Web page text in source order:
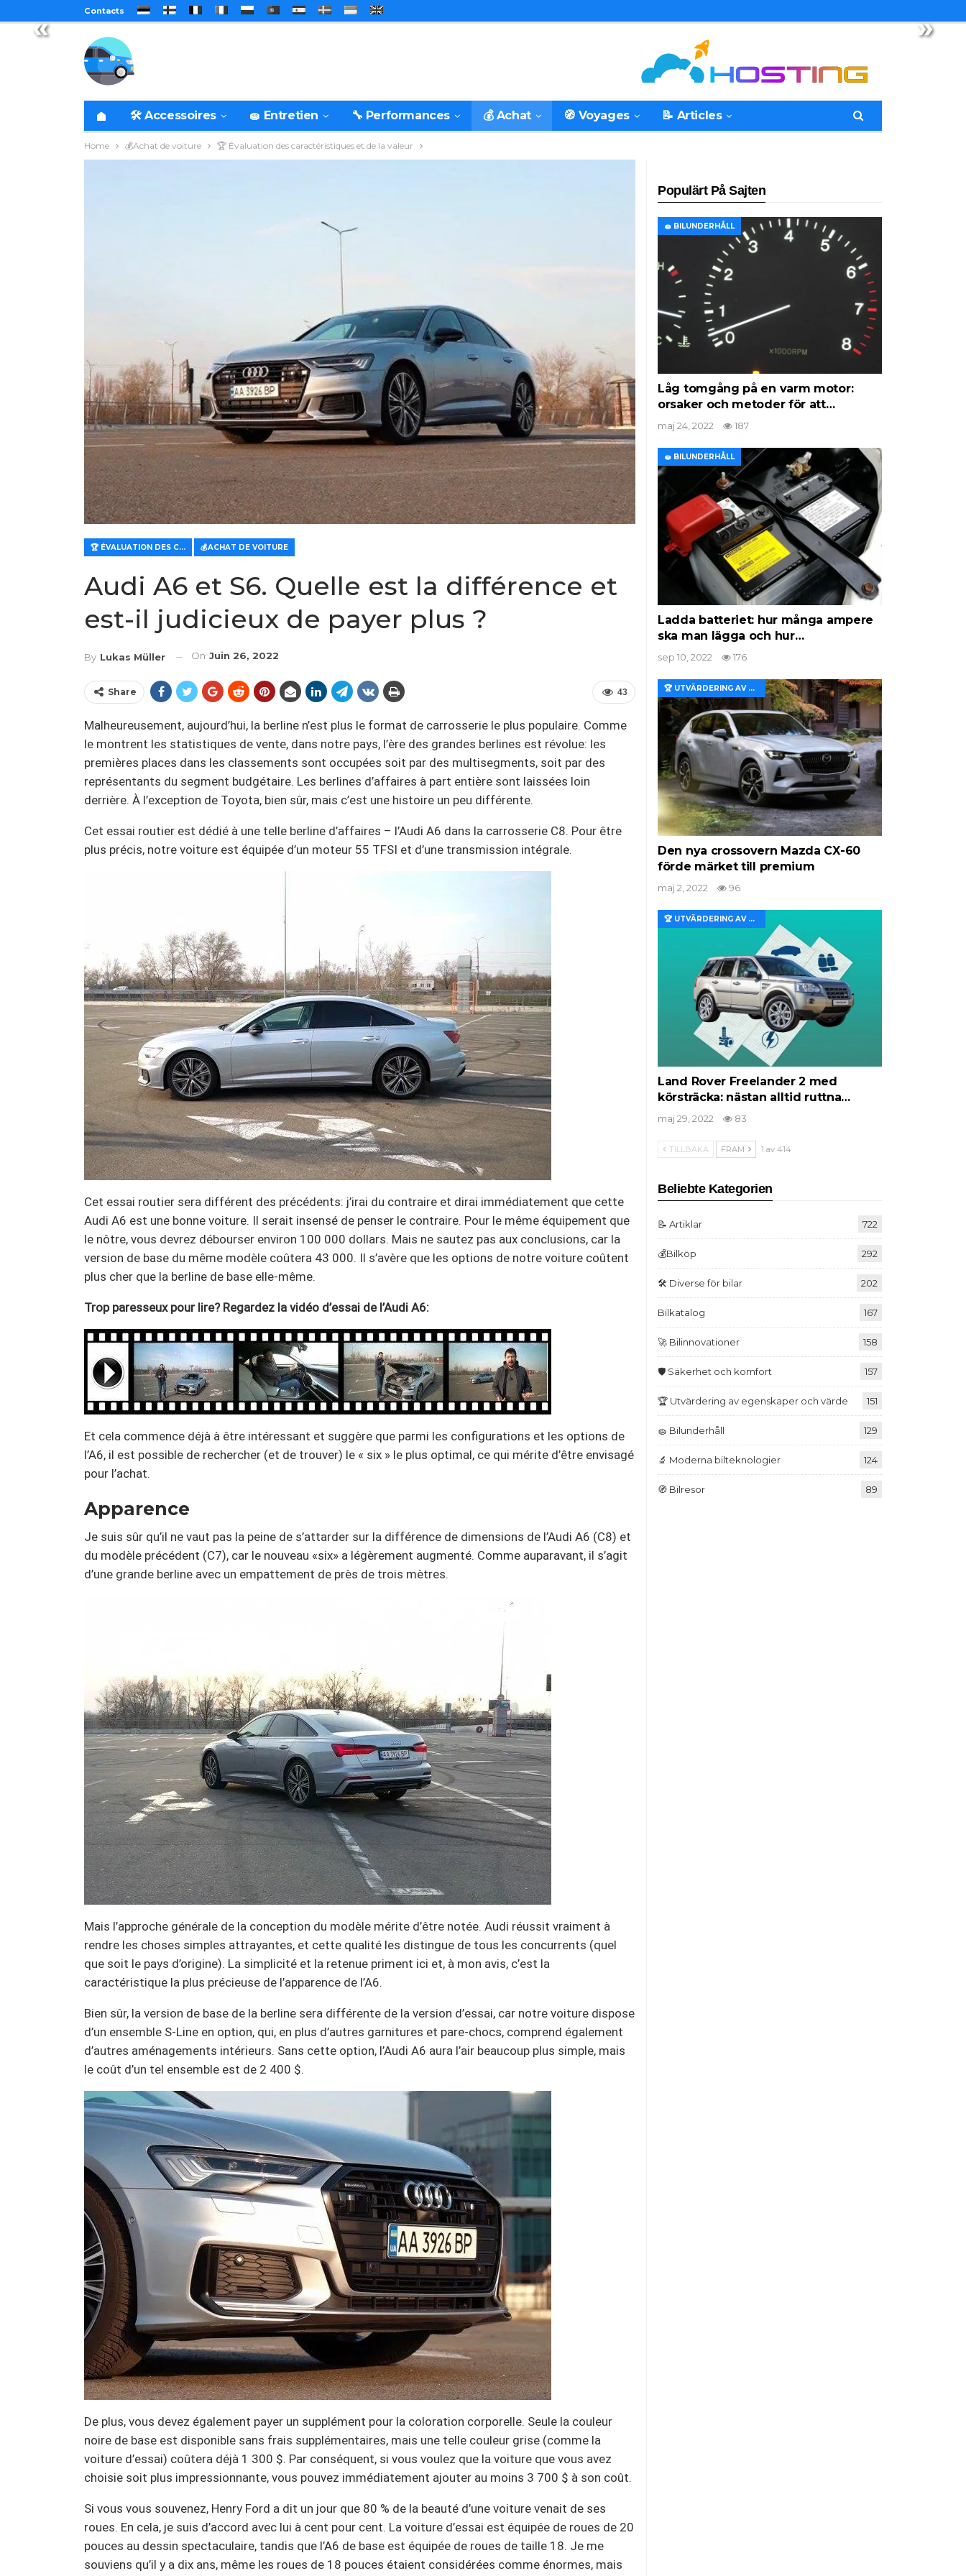
« »
Contacts
🛠️ Accessoires 🧽 Entretien 🔧 Performances 💰 Achat 🧭 Voyages 📝 Articles
Home 💰Achat de voiture 🏆 Évaluation des caractéristiques et de la valeur
🏆 ÉVALUATION DES CARACTÉRISTIQUES ET DE LA VALEUR 💰ACHAT DE VOITURE
Audi A6 et S6. Quelle est la différence et
est-il judicieux de payer plus ?
By Lukas Müller On Juin 26, 2022
43
Share
Malheureusement, aujourd’hui, la berline n’est plus le format de carrosserie le plus populaire. Comme
le montrent les statistiques de vente, dans notre pays, l’ère des grandes berlines est révolue: les
premières places dans les classements sont occupées soit par des multisegments, soit par des
représentants du segment budgétaire. Les berlines d’affaires à part entière sont laissées loin
derrière. À l’exception de Toyota, bien sûr, mais c’est une histoire un peu différente.
Cet essai routier est dédié à une telle berline d’affaires – l’Audi A6 dans la carrosserie C8. Pour être
plus précis, notre voiture est équipée d’un moteur 55 TFSI et d’une transmission intégrale.
Cet essai routier sera différent des précédents: j’irai du contraire et dirai immédiatement que cette
Audi A6 est une bonne voiture. Il serait insensé de penser le contraire. Pour le même équipement que
le nôtre, vous devrez débourser environ 100 000 dollars. Mais ne sautez pas aux conclusions, car la
version de base du même modèle coûtera 43 000. Il s’avère que les options de notre voiture coûtent
plus cher que la berline de base elle-même.
Trop paresseux pour lire? Regardez la vidéo d’essai de l’Audi A6:
Et cela commence déjà à être intéressant et suggère que parmi les configurations et les options de
l’A6, il est possible de rechercher (et de trouver) le « six » le plus optimal, ce qui mérite d’être envisagé
pour l’achat.
Apparence
Je suis sûr qu’il ne vaut pas la peine de s’attarder sur la différence de dimensions de l’Audi A6 (C8) et
du modèle précédent (C7), car le nouveau «six» a légèrement augmenté. Comme auparavant, il s’agit
d’une grande berline avec un empattement de près de trois mètres.
Mais l’approche générale de la conception du modèle mérite d’être notée. Audi réussit vraiment à
rendre les choses simples attrayantes, et cette qualité les distingue de tous les concurrents (quel
que soit le pays d’origine). La simplicité et la retenue priment ici et, à mon avis, c’est la
caractéristique la plus précieuse de l’apparence de l’A6.
Bien sûr, la version de base de la berline sera différente de la version d’essai, car notre voiture dispose
d’un ensemble S-Line en option, qui, en plus d’autres garnitures et pare-chocs, comprend également
d’autres aménagements intérieurs. Sans cette option, l’Audi A6 aura l’air beaucoup plus simple, mais
le coût d’un tel ensemble est de 2 400 $.
De plus, vous devez également payer un supplément pour la coloration corporelle. Seule la couleur
noire de base est disponible sans frais supplémentaires, mais une telle couleur grise (comme la
voiture d’essai) coûtera déjà 1 300 $. Par conséquent, si vous voulez que la voiture que vous avez
choisie soit plus impressionnante, vous pouvez immédiatement ajouter au moins 3 700 $ à son coût.
Si vous vous souvenez, Henry Ford a dit un jour que 80 % de la beauté d’une voiture venait de ses
roues. En cela, je suis d’accord avec lui à cent pour cent. La voiture d’essai est équipée de roues de 20
pouces au dessin spectaculaire, tandis que l’A6 de base est équipée de roues de taille 18. Je me
souviens qu’il y a dix ans, même les roues de 18 pouces étaient considérées comme énormes, mais
Populärt På Sajten
🧽 BILUNDERHÅLL
Låg tomgång på en varm motor:
orsaker och metoder för att…
maj 24, 2022 187
🧽 BILUNDERHÅLL
Ladda batteriet: hur många ampere
ska man lägga och hur…
sep 10, 2022 176
🏆 UTVÄRDERING AV EGENSKAPER OCH VÄRDE
Den nya crossovern Mazda CX-60
förde märket till premium
maj 2, 2022 96
🏆 UTVÄRDERING AV EGENSKAPER OCH VÄRDE
Land Rover Freelander 2 med
körsträcka: nästan alltid ruttna…
maj 29, 2022 83
TILLBAKA FRAM 1 av 414
Beliebte Kategorien
📝 Artiklar 722
💰Bilköp 292
🛠️ Diverse för bilar 202
Bilkatalog 167
🚀 Bilinnovationer 158
🛡️ Säkerhet och komfort 157
🏆 Utvärdering av egenskaper och värde 151
🧽 Bilunderhåll 129
🔬 Moderna bilteknologier 124
🧭 Bilresor 89